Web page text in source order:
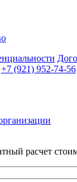
+7 (921) 952-74-56
расчет